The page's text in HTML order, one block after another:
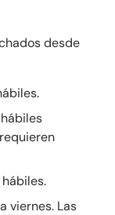
desde
viernes. Las